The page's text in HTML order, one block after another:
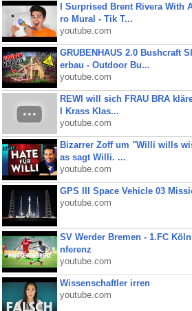
I Surprised Brent Rivera With
ro Mural - Tik T...
youtube.com
GRUBENHAUS 2.0 Bushcraft
erbau - Outdoor Bu...
youtube.com
REWI will sich FRAU BRA
I Krass Klas...
youtube.com
Bizarrer Zoff um "Willi wills
as sagt Willi. ...
youtube.com
GPS III Space Vehicle 03
youtube.com
SV Werder Bremen - 1.FC
nferenz
youtube.com
Wissenschaftler irren
youtube.com